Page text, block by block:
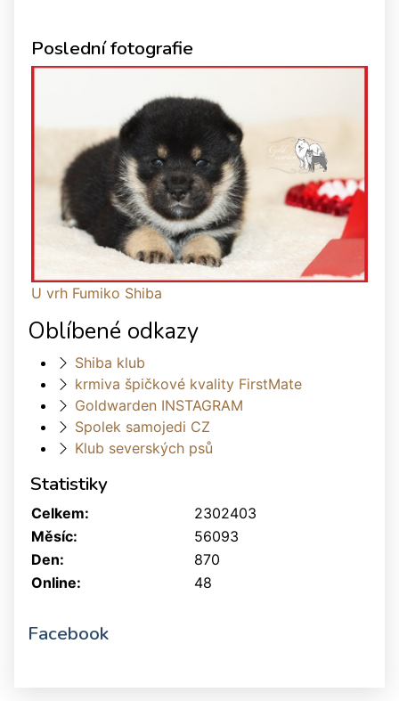
Poslední fotografie
U vrh Fumiko Shiba
Oblíbené odkazy
Shiba klub
krmiva špičkové kvality FirstMate
Goldwarden INSTAGRAM
Spolek samojedi CZ
Klub severských psů
Statistiky
Online: 48
Celkem:
2302403
Měsíc:
56093
Den:
870
Facebook